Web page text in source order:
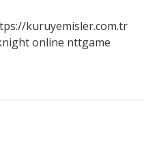
kuruyemisler.com.tr
online nttgame